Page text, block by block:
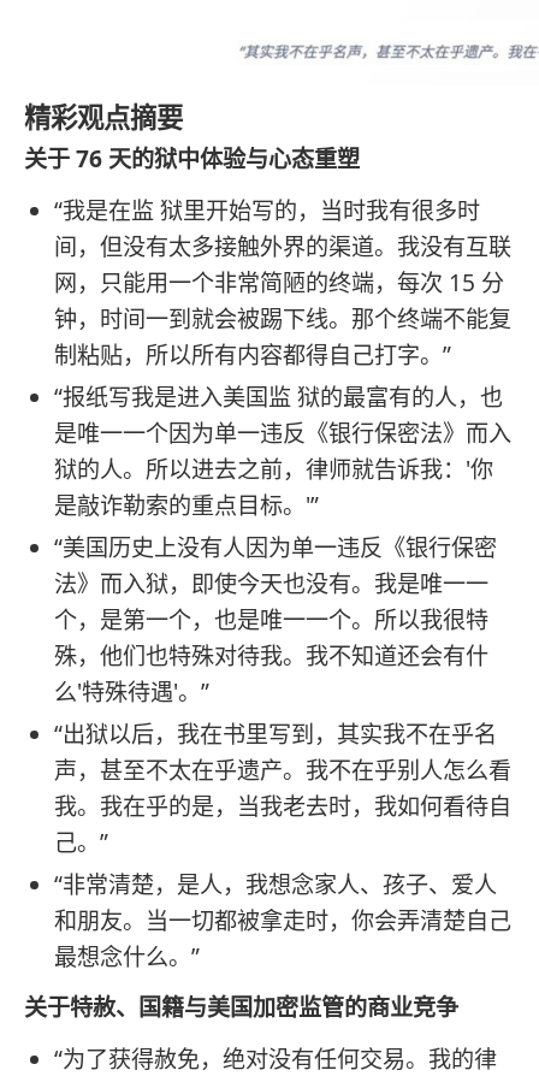
精彩观点摘要
关于 76 天的狱中体验与心态重塑
“我是在监 狱里开始写的，当时我有很多时
间，但没有太多接触外界的渠道。我没有互联
网，只能用一个非常简陋的终端，每次 15 分
钟，时间一到就会被踢下线。那个终端不能复
制粘贴，所以所有内容都得自己打字。”
“报纸写我是进入美国监 狱的最富有的人，也
是唯一一个因为单一违反《银行保密法》而入
狱的人。所以进去之前，律师就告诉我：'你
是敲诈勒索的重点目标。'”
“美国历史上没有人因为单一违反《银行保密
法》而入狱，即使今天也没有。我是唯一一
个，是第一个，也是唯一一个。所以我很特
殊，他们也特殊对待我。我不知道还会有什
么'特殊待遇'。”
“出狱以后，我在书里写到，其实我不在乎名
声，甚至不太在乎遗产。我不在乎别人怎么看
我。我在乎的是，当我老去时，我如何看待自
己。”
“非常清楚，是人，我想念家人、孩子、爱人
和朋友。当一切都被拿走时，你会弄清楚自己
最想念什么。”
关于特赦、国籍与美国加密监管的商业竞争
“为了获得赦免，绝对没有任何交易。我的律